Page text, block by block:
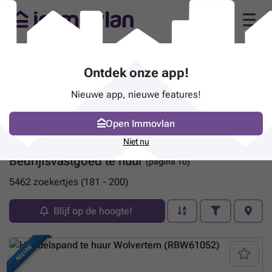
Bedrijfsvastgoed te huur(pagina 10)
5462 zoekertjes (181 - 200)
Blijf op de hoogte!
NIEUW
Ontdek onze app!
Nieuwe app, nieuwe features!
Open Immovlan
Niet nu